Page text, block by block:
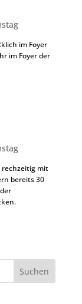
im Foyer
im Foyer der
rechzeitig mit
bereits 30